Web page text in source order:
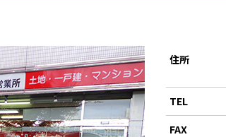
住所
TEL
FAX